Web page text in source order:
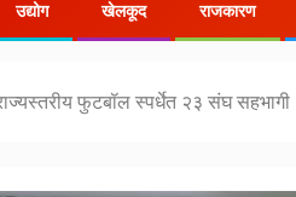
उद्योग खेलकूद राजकारण
फुटबॉल स्पर्धेत २३ संघ सहभागी